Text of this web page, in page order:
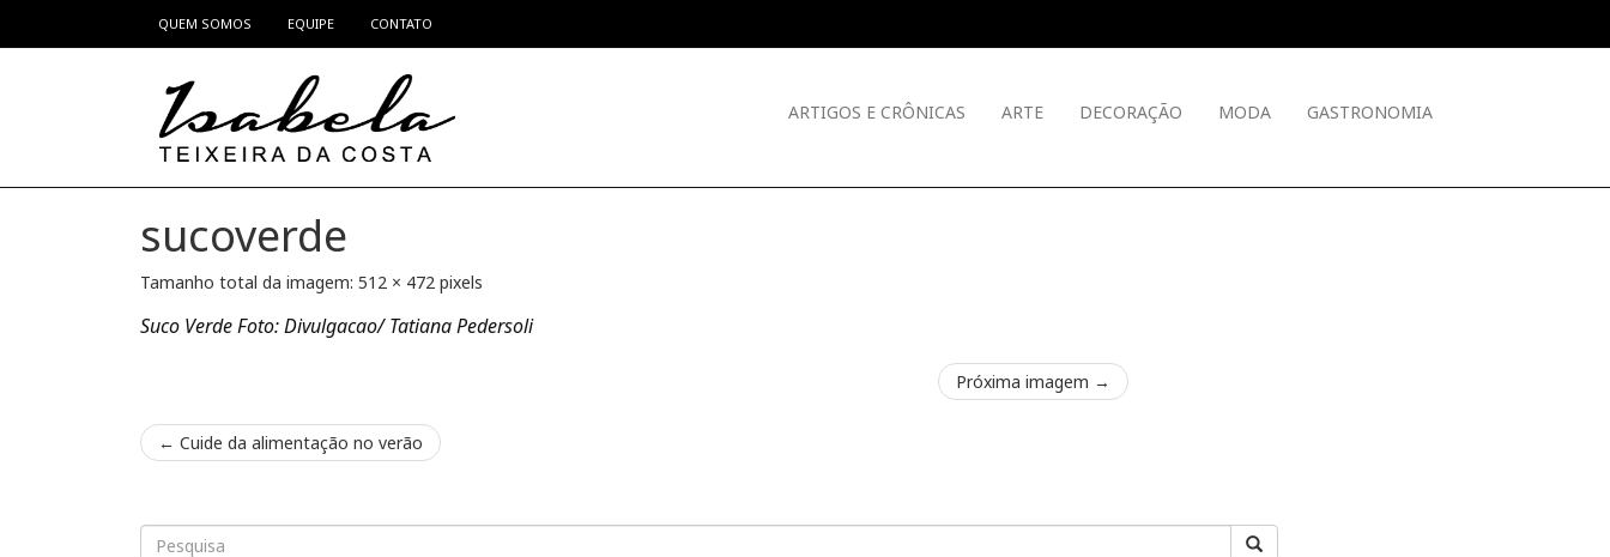
Pular para o conteúdo
QUEM SOMOS EQUIPE CONTATO
ARTIGOS E CRÔNICAS ARTE DECORAÇÃO MODA GASTRONOMIA
sucoverde
Tamanho total da imagem: 512 × 472 pixels
Suco Verde Foto: Divulgacao/ Tatiana Pedersoli
Próxima imagem →
← Cuide da alimentação no verão